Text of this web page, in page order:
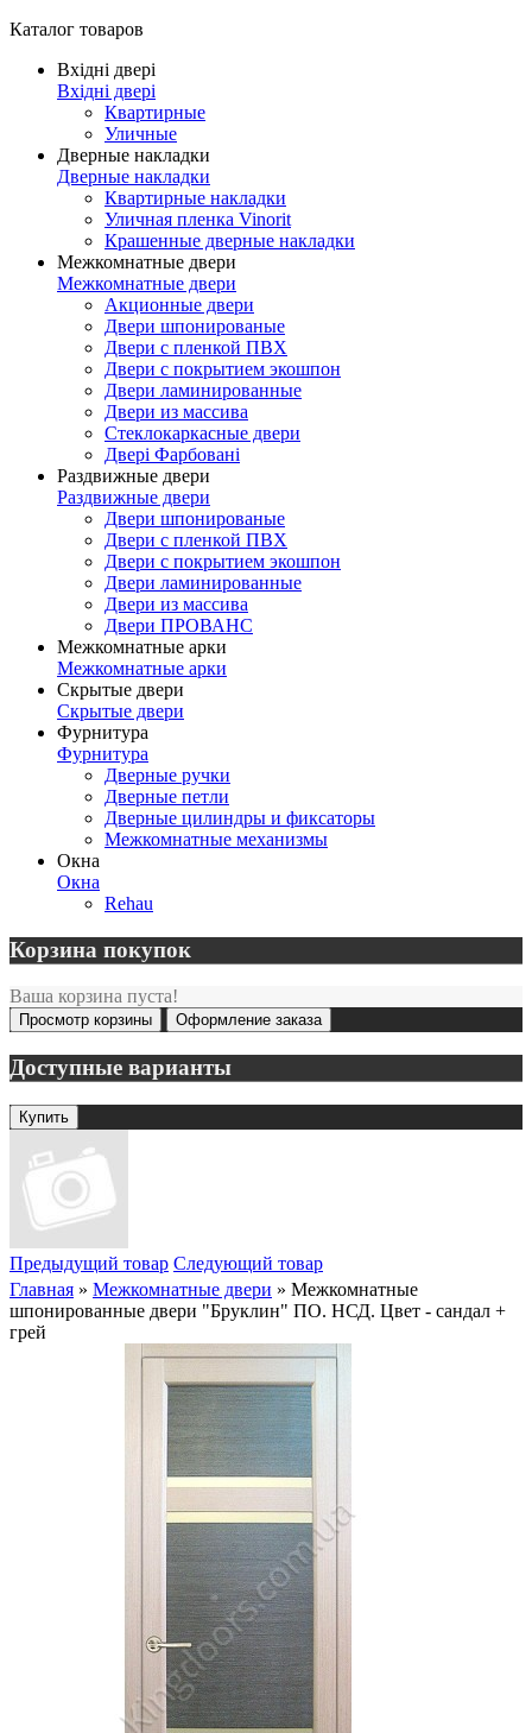
Каталог товаров
Вхідні двері
Вхідні двері
Квартирные
Уличные
Дверные накладки
Дверные накладки
Квартирные накладки
Уличная пленка Vinorit
Крашенные дверные накладки
Межкомнатные двери
Межкомнатные двери
Акционные двери
Двери шпонированые
Двери с пленкой ПВХ
Двери с покрытием экошпон
Двери ламинированные
Двери из массива
Стеклокаркасные двери
Двері Фарбовані
Раздвижные двери
Раздвижные двери
Двери шпонированые
Двери с пленкой ПВХ
Двери с покрытием экошпон
Двери ламинированные
Двери из массива
Двери ПРОВАНС
Межкомнатные арки
Межкомнатные арки
Скрытые двери
Скрытые двери
Фурнитура
Фурнитура
Дверные ручки
Дверные петли
Дверные цилиндры и фиксаторы
Межкомнатные механизмы
Окна
Окна
Rehau
Корзина покупок
Ваша корзина пуста!
Просмотр корзины Оформление заказа
Доступные варианты
Предыдущий товар Следующий товар
Главная » Межкомнатные двери » Межкомнатные
шпонированные двери "Бруклин" ПО. НСД. Цвет - сандал +
грей